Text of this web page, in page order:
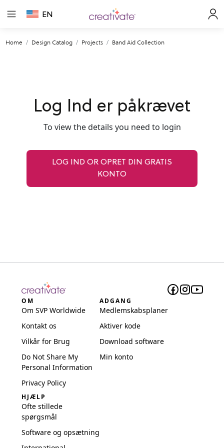
EN
Home Design Catalog Projects Band Aid Collection
Log Ind er påkrævet
To view the details you need to login
LOG IND OR OPRET DIN GRATIS
KONTO
OM
Om SVP Worldwide
Kontakt os
Vilkår for Brug
Do Not Share My
Personal Information
Privacy Policy
ADGANG
Medlemskabsplaner
Aktiver kode
Download software
Min konto
HJÆLP
Ofte stillede
spørgsmål
Software og opsætning